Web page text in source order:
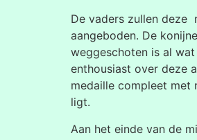
De vaders zullen deze
aangeboden. De
weggeschoten is al
enthousiast over deze
medaille compleet met
ligt.
Aan het einde van de